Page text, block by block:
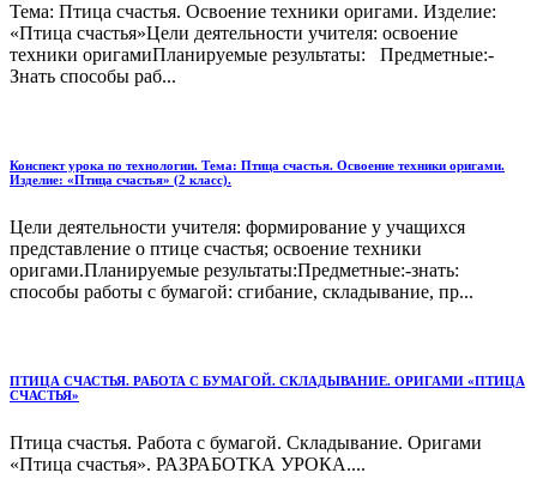
Тема: Птица счастья. Освоение техники оригами. Изделие:
«Птица счастья»Цели деятельности учителя: освоение
техники оригамиПланируемые результаты: Предметные:-
Знать способы раб...
Конспект урока по технологии. Тема: Птица счастья. Освоение техники оригами.
Изделие: «Птица счастья» (2 класс).
Цели деятельности учителя: формирование у учащихся
представление о птице счастья; освоение техники
оригами.Планируемые результаты:Предметные:-знать:
способы работы с бумагой: сгибание, складывание, пр...
ПТИЦА СЧАСТЬЯ. РАБОТА С БУМАГОЙ. СКЛАДЫВАНИЕ. ОРИГАМИ «ПТИЦА
СЧАСТЬЯ»
Птица счастья. Работа с бумагой. Складывание. Оригами
«Птица счастья». РАЗРАБОТКА УРОКА....